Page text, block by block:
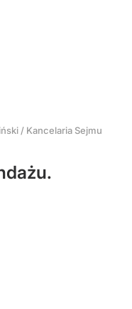
/ Kancelaria Sejmu